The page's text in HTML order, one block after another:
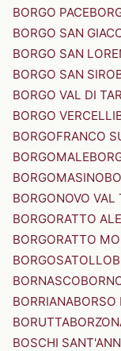
BORGO PACE
BORGO SAN
BORGO SAN
BORGO SAN SIRO
BORGO VAL DI
BORGO VERCELLI
BORGOFRANCO
BORGOMALE
BORGOMASINO
BORGONOVO VAL
BORGORATTO
BORGORATTO
BORGOSATOLLO
BORNASCO
BORRIANABORSO
BORUTTA
BOSCHI